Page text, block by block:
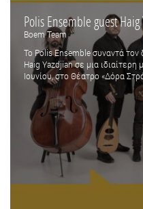
Polis Ensemble guest Haig
Boem Team
Το Polis Ensemble συναντά τον
Haig Yazdjian σε μια
Ιουνίου, στο Θέατρο «Δόρα